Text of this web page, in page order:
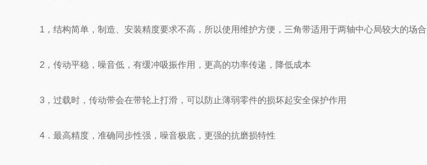
1，结构简单，制造、安装精度要求不高，所以使用维护方便，三角带适用于两轴中心局较大的场合
2，传动平稳，噪音低，有缓冲吸振作用，更高的功率传递，降低成本
3，过载时，传动带会在带轮上打滑，可以防止薄弱零件的损坏起安全保护作用
4．最高精度，准确同步性强，噪音极底，更强的抗磨损特性